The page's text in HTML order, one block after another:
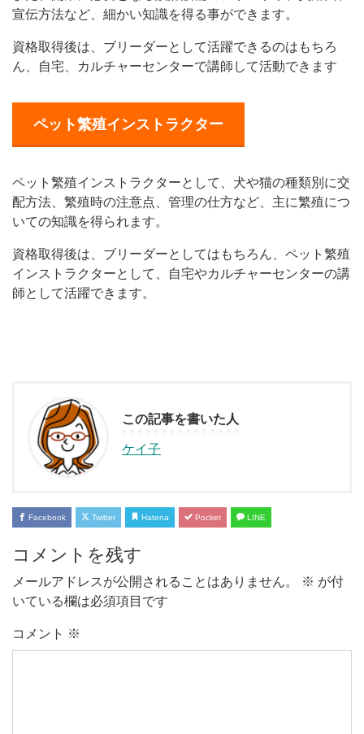
宣伝方法など、細かい知識を得る事ができます。
資格取得後は、ブリーダーとして活躍できるのはもちろ
ん、自宅、カルチャーセンターで講師して活動できます
ペット繁殖インストラクター
ペット繁殖インストラクターとして、犬や猫の種類別に交
配方法、繁殖時の注意点、管理の仕方など、主に繁殖につ
いての知識を得られます。
資格取得後は、ブリーダーとしてはもちろん、ペット繁殖
インストラクターとして、自宅やカルチャーセンターの講
師として活躍できます。
この記事を書いた人
ケイ子
Facebook Twitter Hatena Pocket LINE
コメントを残す
メールアドレスが公開されることはありません。 ※ が付
いている欄は必須項目です
コメント ※